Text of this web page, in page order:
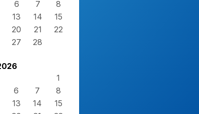
6 7
8
13 14
15
20 21
22
27 28
1
6 7
8
13 14
15